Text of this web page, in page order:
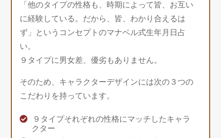
「他のタイプの性格も、時期によって皆、お互い
に経験している。だから、皆、わかり合えるは
ず」というコンセプトのマナベル式生年月日占
い。
９タイプに男女差、優劣もありません。
そのため、キャラクターデザインには次の３つの
こだわりを持っています。
９タイプそれぞれの性格にマッチしたキャラ
クター